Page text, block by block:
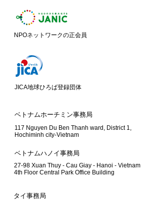
NPOネットワークの正会員
JICA地球ひろば登録団体
​ベトナムホーチミン事務局
117 Nguyen Du Ben Thanh ward, District 1,
Hochiminh city-Vietnam
ベトナムハノイ事務局
27-98 Xuan Thuy - Cau Giay - Hanoi - Vietnam
4th Floor Central Park Office Building
タイ事務局